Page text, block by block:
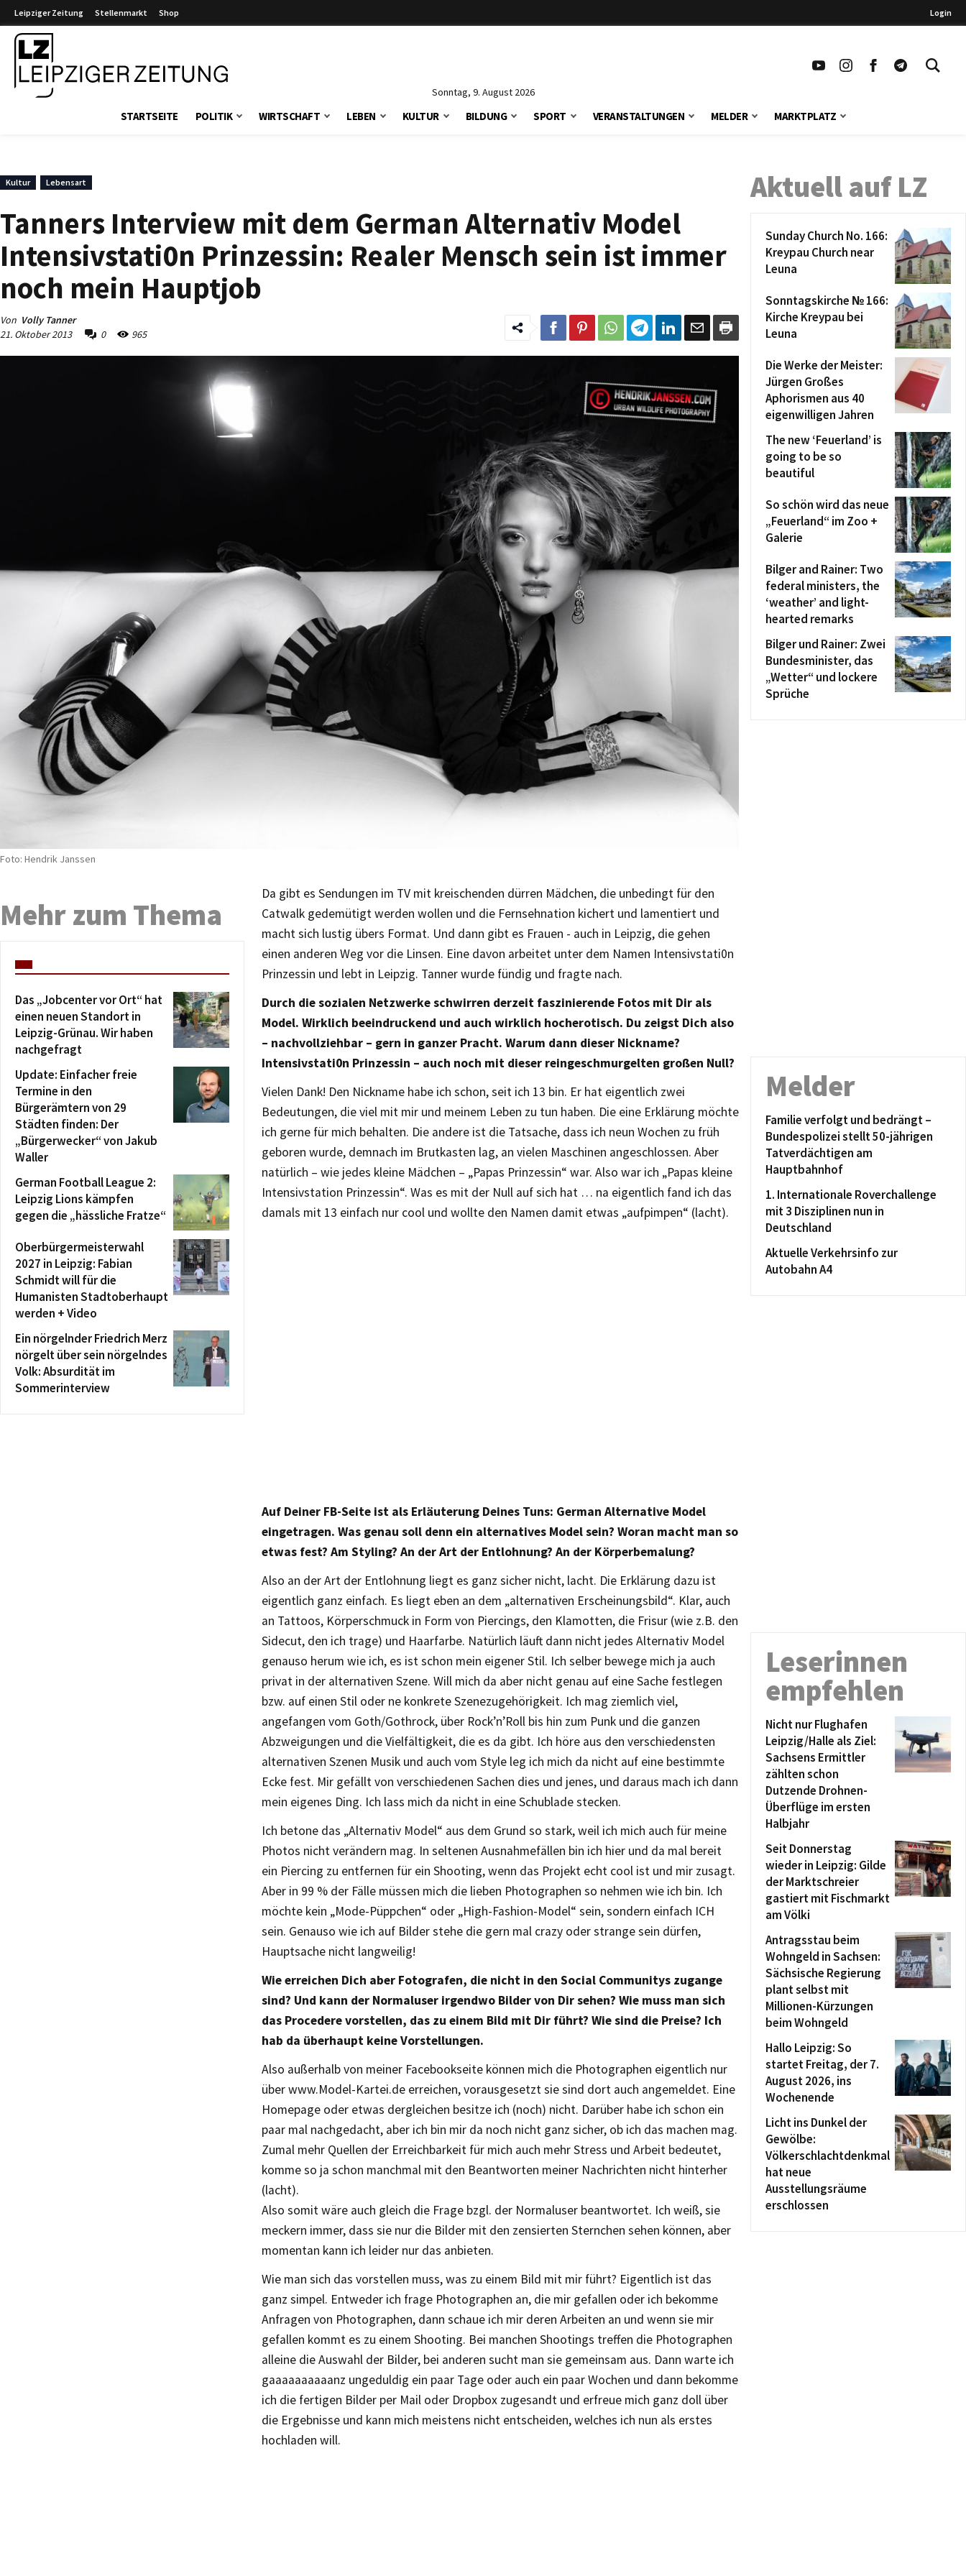
Leipziger Zeitung Stellenmarkt Shop Login
Sonntag, 9. August 2026
STARTSEITE POLITIK WIRTSCHAFT LEBEN KULTUR BILDUNG SPORT VERANSTALTUNGEN MELDER MARKTPLATZ
Kultur Lebensart
Tanners Interview mit dem German Alternativ Model
Intensivstati0n Prinzessin: Realer Mensch sein ist immer
noch mein Hauptjob
Von Volly Tanner
21. Oktober 2013
0 965
Foto: Hendrik Janssen
Da gibt es Sendungen im TV mit kreischenden dürren Mädchen, die unbedingt für den
Catwalk gedemütigt werden wollen und die Fernsehnation kichert und lamentiert und
macht sich lustig übers Format. Und dann gibt es Frauen - auch in Leipzig, die gehen
einen anderen Weg vor die Linsen. Eine davon arbeitet unter dem Namen Intensivstati0n
Prinzessin und lebt in Leipzig. Tanner wurde fündig und fragte nach.
Durch die sozialen Netzwerke schwirren derzeit faszinierende Fotos mit Dir als
Model. Wirklich beeindruckend und auch wirklich hocherotisch. Du zeigst Dich also
– nachvollziehbar – gern in ganzer Pracht. Warum dann dieser Nickname?
Intensivstati0n Prinzessin – auch noch mit dieser reingeschmurgelten großen Null?
Vielen Dank! Den Nickname habe ich schon, seit ich 13 bin. Er hat eigentlich zwei
Bedeutungen, die viel mit mir und meinem Leben zu tun haben. Die eine Erklärung möchte
ich gerne für mich behalten. Die andere ist die Tatsache, dass ich neun Wochen zu früh
geboren wurde, demnach im Brutkasten lag, an vielen Maschinen angeschlossen. Aber
natürlich – wie jedes kleine Mädchen – „Papas Prinzessin“ war. Also war ich „Papas kleine
Intensivstation Prinzessin“. Was es mit der Null auf sich hat … na eigentlich fand ich das
damals mit 13 einfach nur cool und wollte den Namen damit etwas „aufpimpen“ (lacht).
Auf Deiner FB-Seite ist als Erläuterung Deines Tuns: German Alternative Model
eingetragen. Was genau soll denn ein alternatives Model sein? Woran macht man so
etwas fest? Am Styling? An der Art der Entlohnung? An der Körperbemalung?
Also an der Art der Entlohnung liegt es ganz sicher nicht, lacht. Die Erklärung dazu ist
eigentlich ganz einfach. Es liegt eben an dem „alternativen Erscheinungsbild“. Klar, auch
an Tattoos, Körperschmuck in Form von Piercings, den Klamotten, die Frisur (wie z.B. den
Sidecut, den ich trage) und Haarfarbe. Natürlich läuft dann nicht jedes Alternativ Model
genauso herum wie ich, es ist schon mein eigener Stil. Ich selber bewege mich ja auch
privat in der alternativen Szene. Will mich da aber nicht genau auf eine Sache festlegen
bzw. auf einen Stil oder ne konkrete Szenezugehörigkeit. Ich mag ziemlich viel,
angefangen vom Goth/Gothrock, über Rock’n’Roll bis hin zum Punk und die ganzen
Abzweigungen und die Vielfältigkeit, die es da gibt. Ich höre aus den verschiedensten
alternativen Szenen Musik und auch vom Style leg ich mich da nicht auf eine bestimmte
Ecke fest. Mir gefällt von verschiedenen Sachen dies und jenes, und daraus mach ich dann
mein eigenes Ding. Ich lass mich da nicht in eine Schublade stecken.
Ich betone das „Alternativ Model“ aus dem Grund so stark, weil ich mich auch für meine
Photos nicht verändern mag. In seltenen Ausnahmefällen bin ich hier und da mal bereit
ein Piercing zu entfernen für ein Shooting, wenn das Projekt echt cool ist und mir zusagt.
Aber in 99 % der Fälle müssen mich die lieben Photographen so nehmen wie ich bin. Ich
möchte kein „Mode-Püppchen“ oder „High-Fashion-Model“ sein, sondern einfach ICH
sein. Genauso wie ich auf Bilder stehe die gern mal crazy oder strange sein dürfen,
Hauptsache nicht langweilig!
Wie erreichen Dich aber Fotografen, die nicht in den Social Communitys zugange
sind? Und kann der Normaluser irgendwo Bilder von Dir sehen? Wie muss man sich
das Procedere vorstellen, das zu einem Bild mit Dir führt? Wie sind die Preise? Ich
hab da überhaupt keine Vorstellungen.
Also außerhalb von meiner Facebookseite können mich die Photographen eigentlich nur
über www.Model-Kartei.de erreichen, vorausgesetzt sie sind dort auch angemeldet. Eine
Homepage oder etwas dergleichen besitze ich (noch) nicht. Darüber habe ich schon ein
paar mal nachgedacht, aber ich bin mir da noch nicht ganz sicher, ob ich das machen mag.
Zumal mehr Quellen der Erreichbarkeit für mich auch mehr Stress und Arbeit bedeutet,
komme so ja schon manchmal mit den Beantworten meiner Nachrichten nicht hinterher
(lacht).
Also somit wäre auch gleich die Frage bzgl. der Normaluser beantwortet. Ich weiß, sie
meckern immer, dass sie nur die Bilder mit den zensierten Sternchen sehen können, aber
momentan kann ich leider nur das anbieten.
Wie man sich das vorstellen muss, was zu einem Bild mit mir führt? Eigentlich ist das
ganz simpel. Entweder ich frage Photographen an, die mir gefallen oder ich bekomme
Anfragen von Photographen, dann schaue ich mir deren Arbeiten an und wenn sie mir
gefallen kommt es zu einem Shooting. Bei manchen Shootings treffen die Photographen
alleine die Auswahl der Bilder, bei anderen sucht man sie gemeinsam aus. Dann warte ich
gaaaaaaaaaanz ungeduldig ein paar Tage oder auch ein paar Wochen und dann bekomme
ich die fertigen Bilder per Mail oder Dropbox zugesandt und erfreue mich ganz doll über
die Ergebnisse und kann mich meistens nicht entscheiden, welches ich nun als erstes
hochladen will.
Mehr zum Thema
Das „Jobcenter vor Ort“ hat
einen neuen Standort in
Leipzig-Grünau. Wir haben
nachgefragt
Update: Einfacher freie
Termine in den
Bürgerämtern von 29
Städten finden: Der
„Bürgerwecker“ von Jakub
Waller
German Football League 2:
Leipzig Lions kämpfen
gegen die „hässliche Fratze“
Oberbürgermeisterwahl
2027 in Leipzig: Fabian
Schmidt will für die
Humanisten Stadtoberhaupt
werden + Video
Ein nörgelnder Friedrich Merz
nörgelt über sein nörgelndes
Volk: Absurdität im
Sommerinterview
Aktuell auf LZ
Sunday Church No. 166:
Kreypau Church near
Leuna
Sonntagskirche № 166:
Kirche Kreypau bei
Leuna
Die Werke der Meister:
Jürgen Großes
Aphorismen aus 40
eigenwilligen Jahren
The new ‘Feuerland’ is
going to be so
beautiful
So schön wird das neue
„Feuerland“ im Zoo +
Galerie
Bilger and Rainer: Two
federal ministers, the
‘weather’ and light-
hearted remarks
Bilger und Rainer: Zwei
Bundesminister, das
„Wetter“ und lockere
Sprüche
Melder
Familie verfolgt und bedrängt –
Bundespolizei stellt 50-jährigen
Tatverdächtigen am
Hauptbahnhof
1. Internationale Roverchallenge
mit 3 Disziplinen nun in
Deutschland
Aktuelle Verkehrsinfo zur
Autobahn A4
Leserinnen
empfehlen
Nicht nur Flughafen
Leipzig/Halle als Ziel:
Sachsens Ermittler
zählten schon
Dutzende Drohnen-
Überflüge im ersten
Halbjahr
Seit Donnerstag
wieder in Leipzig: Gilde
der Marktschreier
gastiert mit Fischmarkt
am Völki
Antragsstau beim
Wohngeld in Sachsen:
Sächsische Regierung
plant selbst mit
Millionen-Kürzungen
beim Wohngeld
Hallo Leipzig: So
startet Freitag, der 7.
August 2026, ins
Wochenende
Licht ins Dunkel der
Gewölbe:
Völkerschlachtdenkmal
hat neue
Ausstellungsräume
erschlossen